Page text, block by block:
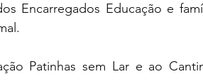
Encarregados Educação e
Patinhas sem Lar e ao